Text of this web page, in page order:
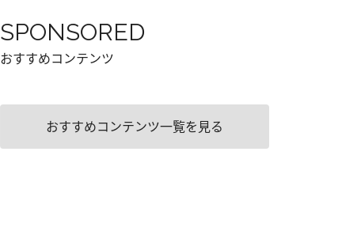
SPONSORED
おすすめコンテンツ
おすすめコンテンツ一覧を見る